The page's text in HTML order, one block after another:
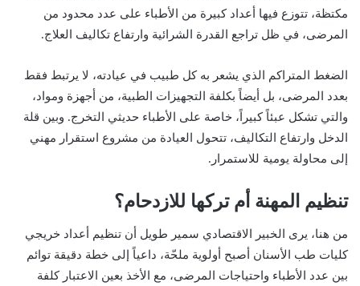
مكتظة، تتوزع فيها أعداد كبيرة من الأطباء على عدد محدود من
المرضى، في ظل تراجع القدرة الشرائية وارتفاع تكاليف العلاج.
الضغط المتراكم الذي يشعر به كل طبيب في عيادته، لا يرتبط فقط
بعدد المرضى، بل أيضاً بكلفة التجهيزات الطبية، من أجهزة ومواد،
والتي تشكل عبئاً كبيراً، خاصة على الأطباء حديثي التخرج. وبين قلة
الدخل وارتفاع التكاليف، تتحول العيادة من مشروع استقرار مهني
إلى محاولة يومية للاستمرار.
تنظيم المهنة أم تركها للازدحام؟
من هنا، يرى الخبير الاقتصادي سمير طويل أن تنظيم أعداد خريجي
كليات طب الأسنان أصبح أولوية ملحّة، داعياً إلى خطة دقيقة توائم
بين عدد الأطباء واحتياجات المرضى، مع الأخذ بعين الاعتبار كلفة